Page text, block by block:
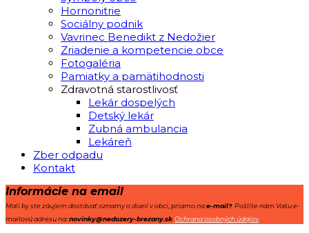
Hornonitrie
Sociálny podnik
Vavrinec Benedikt z Nedožier
Zriadenie a kompetencie obce
Fotogaléria
Pamiatky a pamätihodnosti
Zdravotná starostlivosť
Lekár dospelých
Detský lekár
Zubná ambulancia
Lekáreň
Zber odpadu
Kontakt
Informácie na email
Mali by ste záujem dostávať oznamy o dianí v obci, priamo nae-mail? Pošlite nám Vašu e-
mailovú adresu na:novinky@nedozery-brezany.skOchrana osobných údajov.